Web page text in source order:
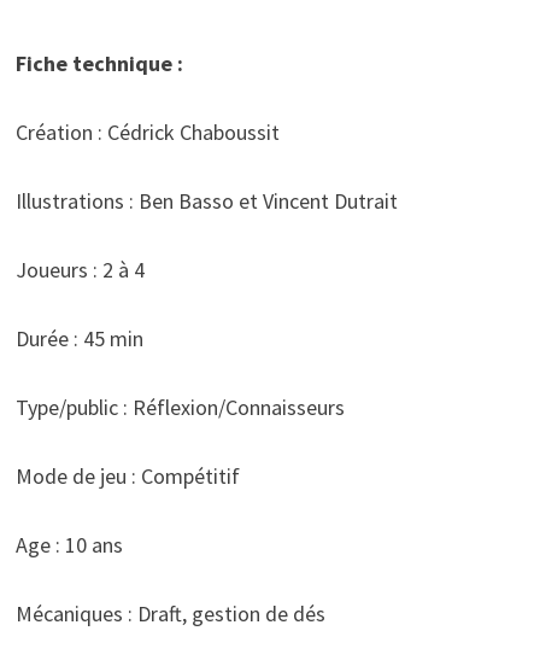
Fiche technique :
Création : Cédrick Chaboussit
Illustrations : Ben Basso et Vincent Dutrait
Joueurs : 2 à 4
Durée : 45 min
Type/public : Réflexion/Connaisseurs
Mode de jeu : Compétitif
Age : 10 ans
Mécaniques : Draft, gestion de dés